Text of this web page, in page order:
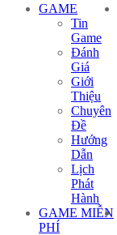
GAME
Tin
Game
Đánh
Giá
Giới
Thiệu
Chuyên
Đề
Hướng
Dẫn
Lịch
Phát
Hành
GAME MIỄN
PHÍ